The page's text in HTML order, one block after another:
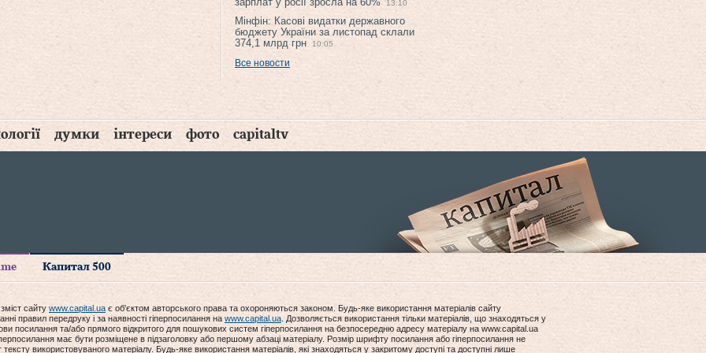
13:10
Мінфін: Касові видатки державного
бюджету України за листопад склали
374,1 млрд грн
10:05
Все новости
думки інтереси фото capitaltv
Капитал 500
сайту www.capital.ua є об'єктом авторського права та охороняються законом. Будь-яке використання матеріалів сайту
правил передруку і за наявності гіперпосилання на www.capital.ua . Дозволяється використання тільки матеріалів, що знаходяться у
посилання та/або прямого відкритого для пошукових систем гіперпосилання на безпосередню адресу матеріалу на www.capital.ua
має бути розміщене в підзаголовку або першому абзаці матеріалу. Розмір шрифту посилання або гіперпосилання не
використовуваного матеріалу. Будь-яке використання матеріалів, які знаходяться у закритому доступі та доступні лише